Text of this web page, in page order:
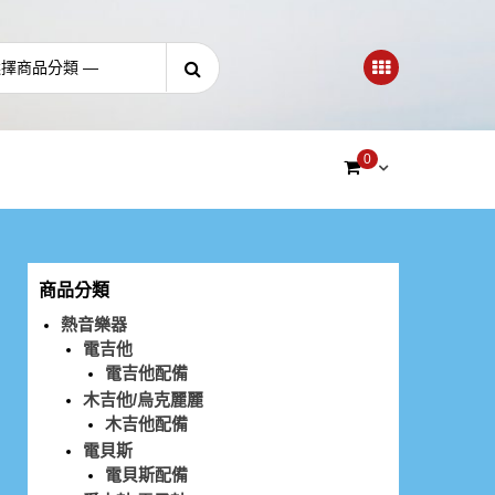
0
商品分類
熱音樂器
電吉他
電吉他配備
木吉他/烏克麗麗
木吉他配備
電貝斯
電貝斯配備